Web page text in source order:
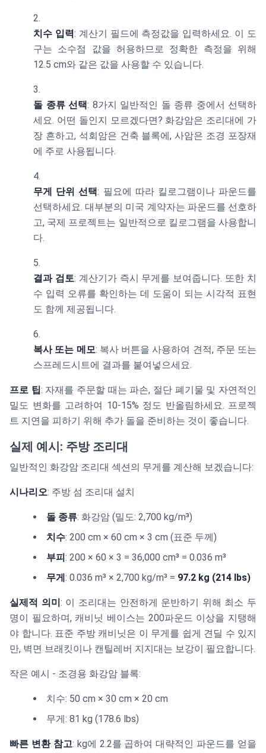
치수 입력: 계산기 필드에 측정값을 입력하세요. 이 도
구는 소수점 값을 허용하므로 정확한 측정을 위해
12.5 cm와 같은 값을 사용할 수 있습니다.
돌 종류 선택: 8가지 일반적인 돌 종류 중에서 선택하
세요. 어떤 돌인지 모르겠다면? 화강암은 조리대에 가
장 흔하고, 석회암은 건축 블록에, 사암은 조경 포장재
에 주로 사용됩니다.
무게 단위 선택: 필요에 따라 킬로그램이나 파운드를
선택하세요. 대부분의 미국 계약자는 파운드를 선호하
고, 국제 프로젝트는 일반적으로 킬로그램을 사용합니
다.
결과 검토: 계산기가 즉시 무게를 보여줍니다. 또한 치
수 입력 오류를 확인하는 데 도움이 되는 시각적 표현
도 함께 제공됩니다.
복사 또는 메모: 복사 버튼을 사용하여 견적, 주문 또는
스프레드시트에 결과를 붙여넣으세요.
프로 팁: 자재를 주문할 때는 파손, 절단 폐기물 및 자연적인
밀도 변화를 고려하여 10-15% 정도 반올림하세요. 프로젝
트 지연을 피하기 위해 추가 돌을 준비하는 것이 좋습니다.
실제 예시: 주방 조리대
일반적인 화강암 조리대 섹션의 무게를 계산해 보겠습니다:
시나리오: 주방 섬 조리대 설치
돌 종류: 화강암 (밀도: 2,700 kg/m³)
치수: 200 cm × 60 cm × 3 cm (표준 두께)
부피 : 200 × 60 × 3 = 36,000 cm³ = 0.036 m³
무게 : 0.036 m³ × 2,700 kg/m³ = 97.2 kg (214 lbs)
실제적 의미 : 이 조리대는 안전하게 운반하기 위해 최소 두
명이 필요하며, 캐비닛 베이스는 200파운드 이상을 지탱해
야 합니다. 표준 주방 캐비닛은 이 무게를 쉽게 견딜 수 있지
만, 벽면 브래킷이나 캔틸레버 지지대는 보강이 필요합니다.
작은 예시 - 조경용 화강암 블록:
치수: 50 cm × 30 cm × 20 cm
무게: 81 kg (178.6 lbs)
빠른 변환 참고: kg에 2.2를 곱하여 대략적인 파운드를 얻을